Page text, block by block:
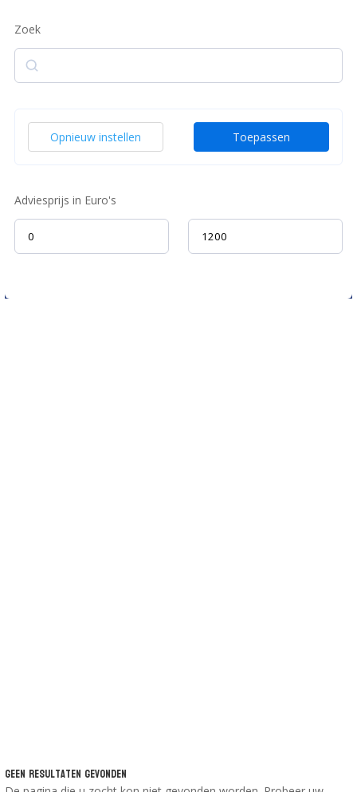
Zoek
Zoek
Toepassen
Opnieuw instellen
Adviesprijs in Euro's
Geen Resultaten Gevonden